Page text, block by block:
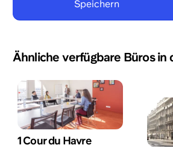
Ähnliche verfügbare Büros in
1 Cour du Havre